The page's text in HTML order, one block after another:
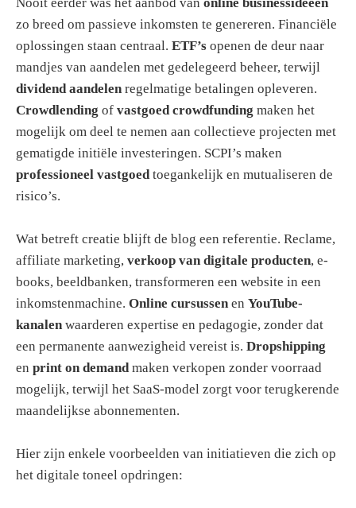
zo breed om passieve inkomsten te genereren. Financiële
oplossingen staan centraal. ETF’s openen de deur naar
mandjes van aandelen met gedelegeerd beheer, terwijl
dividend aandelenregelmatige betalingen opleveren.
Crowdlending of vastgoed crowdfunding maken het
mogelijk om deel te nemen aan collectieve projecten met
gematigde initiële investeringen. SCPI’s maken
professioneel vastgoedtoegankelijk en mutualiseren de
risico’s.
Wat betreft creatie blijft de blog een referentie. Reclame,
affiliate marketing, verkoop van digitale producten, e-
books, beeldbanken, transformeren een website in een
inkomstenmachine. Online cursussenen YouTube-
kanalenwaarderen expertise en pedagogie, zonder dat
een permanente aanwezigheid vereist is. Dropshipping
en print on demandmaken verkopen zonder voorraad
mogelijk, terwijl het SaaS-model zorgt voor terugkerende
maandelijkse abonnementen.
Hier zijn enkele voorbeelden van initiatieven die zich op
het digitale toneel opdringen: